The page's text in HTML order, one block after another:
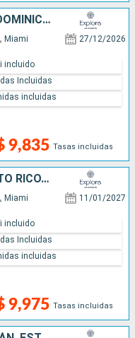
ESTADOS UNIDOS, REPÚBLICA DOMINICANA, ANTIGUA Y BARBUDA, PUERTO RICO, SAN MARTÍN, REINO UNIDO
Miami 27/12/2026
9,835 Tasas incluidas
incluido
Incluidas
incluidas
REPÚBLICA DOMINICANA, PUERTO RICO, ESTADOS UNIDOS, JAMAICA, HONDURAS, BELICE
Miami 11/01/2027
9,975 Tasas incluidas
incluido
Incluidas
incluidas